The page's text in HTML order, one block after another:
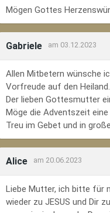
Mögen Gottes
Gabriele am 03.12.2023
Allen Mitbetern wünsche
Vorfreude auf den Heiland.
Der lieben Gottesmutter
Möge die Adventszeit eine
Treu im Gebet und in
Alice am 20.06.2023
Liebe Mutter, ich bitte für
wieder zu JESUS und Dir